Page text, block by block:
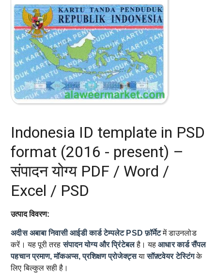
Indonesia ID template in PSD
format (2016 - present) –
संपादन योग्य PDF / Word /
Excel / PSD
उत्पाद विवरण:
अदीस अबाबा निवासी आईडी कार्ड टेम्पलेट PSD फ़ॉर्मेटमें डाउनलोड
करें। यह पूरी तरहसंपादन योग्य और प्रिंटेबलहै। यहआधार कार्ड सैंपल
पहचान प्रमाण, मॉकअप्स, प्रशिक्षण प्रोजेक्ट्सयासॉफ़्टवेयर टेस्टिंगके
लिए बिल्कुल सही है।